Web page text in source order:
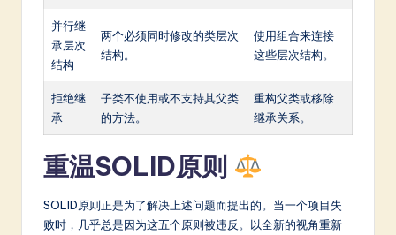
并行继
承层次
结构
两个必须同时修改的类层次
结构。
使用组合来连接
这些层次结构。
拒绝继
承
子类不使用或不支持其父类
的方法。
重构父类或移除
继承关系。
重温SOLID原则
SOLID原则正是为了解决上述问题而提出的。当一个项目失
败时，几乎总是因为这五个原则被违反。以全新的视角重新